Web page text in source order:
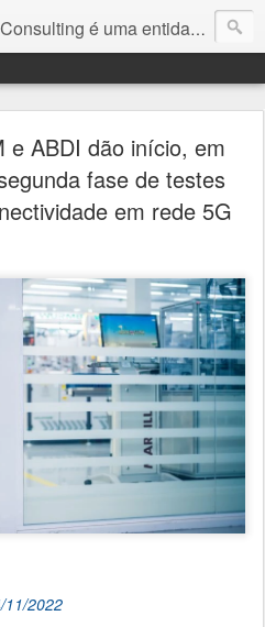
notícias e análises sobre as Empresas de Defesa. Não somos jornalistas e nem este é um blog jornalístico.
e ABDI dão início, em
fase de testes
em rede 5G
11/2022